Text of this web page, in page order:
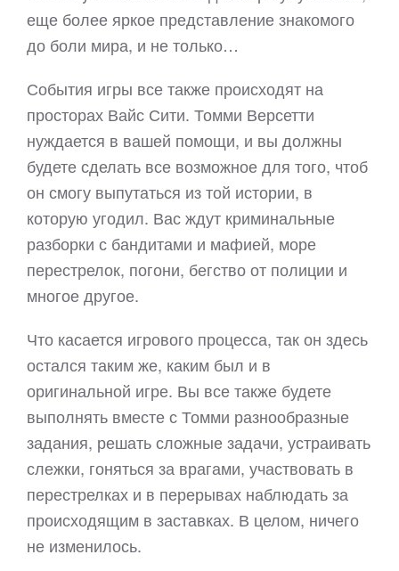
еще более яркое представление знакомого
до боли мира, и не только…
События игры все также происходят на
просторах Вайс Сити. Томми Версетти
нуждается в вашей помощи, и вы должны
будете сделать все возможное для того, чтоб
он смогу выпутаться из той истории, в
которую угодил. Вас ждут криминальные
разборки с бандитами и мафией, море
перестрелок, погони, бегство от полиции и
многое другое.
Что касается игрового процесса, так он здесь
остался таким же, каким был и в
оригинальной игре. Вы все также будете
выполнять вместе с Томми разнообразные
задания, решать сложные задачи, устраивать
слежки, гоняться за врагами, участвовать в
перестрелках и в перерывах наблюдать за
происходящим в заставках. В целом, ничего
не изменилось.